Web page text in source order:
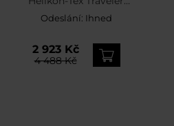
Enlarged - Coyote
Odeslání: Ihned
2 923 Kč
4 488 Kč